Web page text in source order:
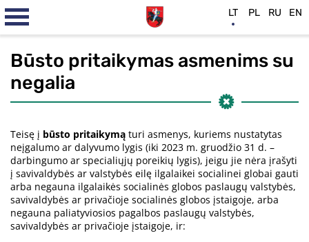
Būsto pritaikymas asmenims su
negalia
Teisę į būsto pritaikymą turi asmenys, kuriems nustatytas
neįgalumo ar dalyvumo lygis (iki 2023 m. gruodžio 31 d. –
darbingumo ar specialiųjų poreikių lygis), jeigu jie nėra įrašyti
į savivaldybės ar valstybės eilę ilgalaikei socialinei globai gauti
arba negauna ilgalaikės socialinės globos paslaugų valstybės,
savivaldybės ar privačioje socialinės globos įstaigoje, arba
negauna paliatyviosios pagalbos paslaugų valstybės,
savivaldybės ar privačioje įstaigoje, ir:
LT PL RU EN